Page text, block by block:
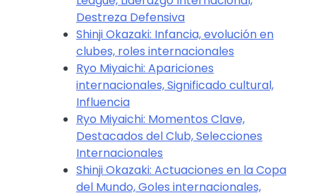
Destreza Defensiva
Shinji Okazaki: Infancia, evolución en
clubes, roles internacionales
Ryo Miyaichi: Apariciones
internacionales, Significado cultural,
Influencia
Ryo Miyaichi: Momentos Clave,
Destacados del Club, Selecciones
Internacionales
Shinji Okazaki: Actuaciones en la Copa
del Mundo, Goles internacionales,